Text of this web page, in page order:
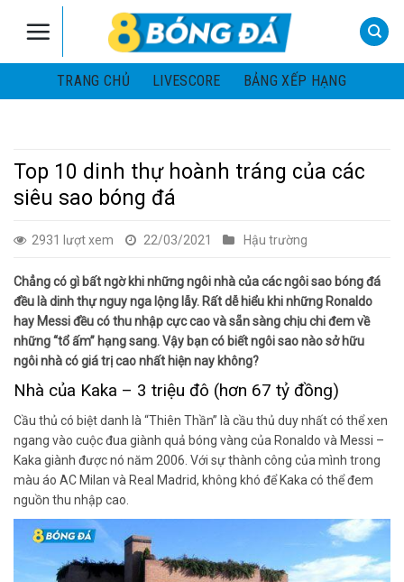
TRANG CHỦ
LIVESCORE BẢNG XẾP HẠNG
Top 10 dinh thự hoành tráng của các
siêu sao bóng đá
2931 lượt xem 22/03/2021 Hậu trường
Chẳng có gì bất ngờ khi những ngôi nhà của các ngôi sao bóng đá
đều là dinh thự nguy nga lộng lẫy. Rất dễ hiểu khi những Ronaldo
hay Messi đều có thu nhập cực cao và sẵn sàng chịu chi đem về
những “tổ ấm” hạng sang. Vậy bạn có biết ngôi sao nào sở hữu
ngôi nhà có giá trị cao nhất hiện nay không?
Nhà của Kaka – 3 triệu đô (hơn 67 tỷ đồng)
Cầu thủ có biệt danh là “Thiên Thần” là cầu thủ duy nhất có thể xen
ngang vào cuộc đua giành quả bóng vàng của Ronaldo và Messi –
Kaka giành được nó năm 2006. Với sự thành công của mình trong
màu áo AC Milan và Real Madrid, không khó để Kaka có thể đem
nguồn thu nhập cao.